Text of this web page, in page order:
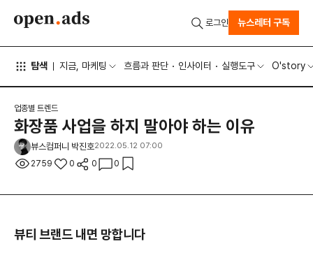
탐색 지금, 마케팅 흐름과 판단 인사이터 실행도구 O'story
로그인 뉴스레터 구독
업종별 트렌드
화장품 사업을 하지 말아야 하는 이유
뷰스컴퍼니 박진호2022.05.12 07:00
2759 0 0 0
뷰티 브랜드 내면 망합니다